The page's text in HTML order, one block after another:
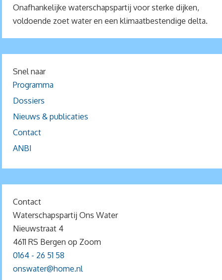
Onafhankelijke waterschapspartij voor sterke dijken,
voldoende zoet water en een klimaatbestendige delta.
Snel naar
Programma
Dossiers
Nieuws & publicaties
Contact
ANBI
Contact
Waterschapspartij Ons Water
Nieuwstraat 4
4611 RS Bergen op Zoom
0164 - 26 51 58
onswater@home.nl